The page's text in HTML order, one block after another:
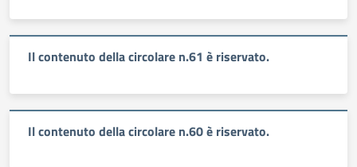
Il contenuto della circolare n.61 è riservato.
Il contenuto della circolare n.60 è riservato.